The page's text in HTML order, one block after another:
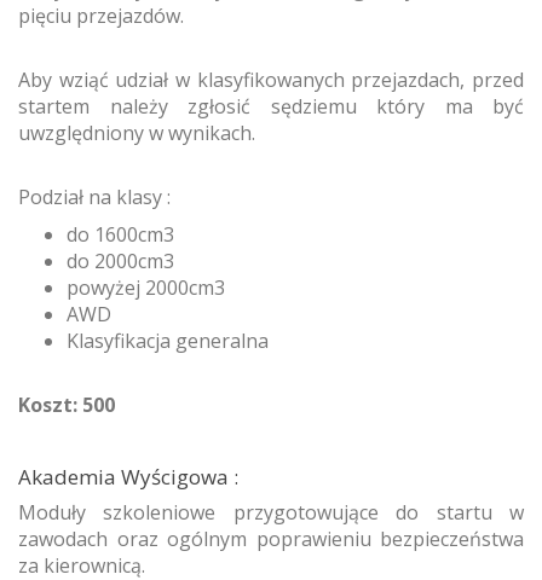
pięciu przejazdów.
Aby wziąć udział w klasyfikowanych przejazdach, przed
startem należy zgłosić sędziemu który ma być
uwzględniony w wynikach.
Podział na klasy :
do 1600cm3
do 2000cm3
powyżej 2000cm3
AWD
Klasyfikacja generalna
Koszt: 500
Akademia Wyścigowa :
Moduły szkoleniowe przygotowujące do startu w
zawodach oraz ogólnym poprawieniu bezpieczeństwa
za kierownicą.